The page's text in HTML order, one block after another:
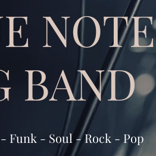
NOTE
BAND
Funk - Soul - Rock - Pop